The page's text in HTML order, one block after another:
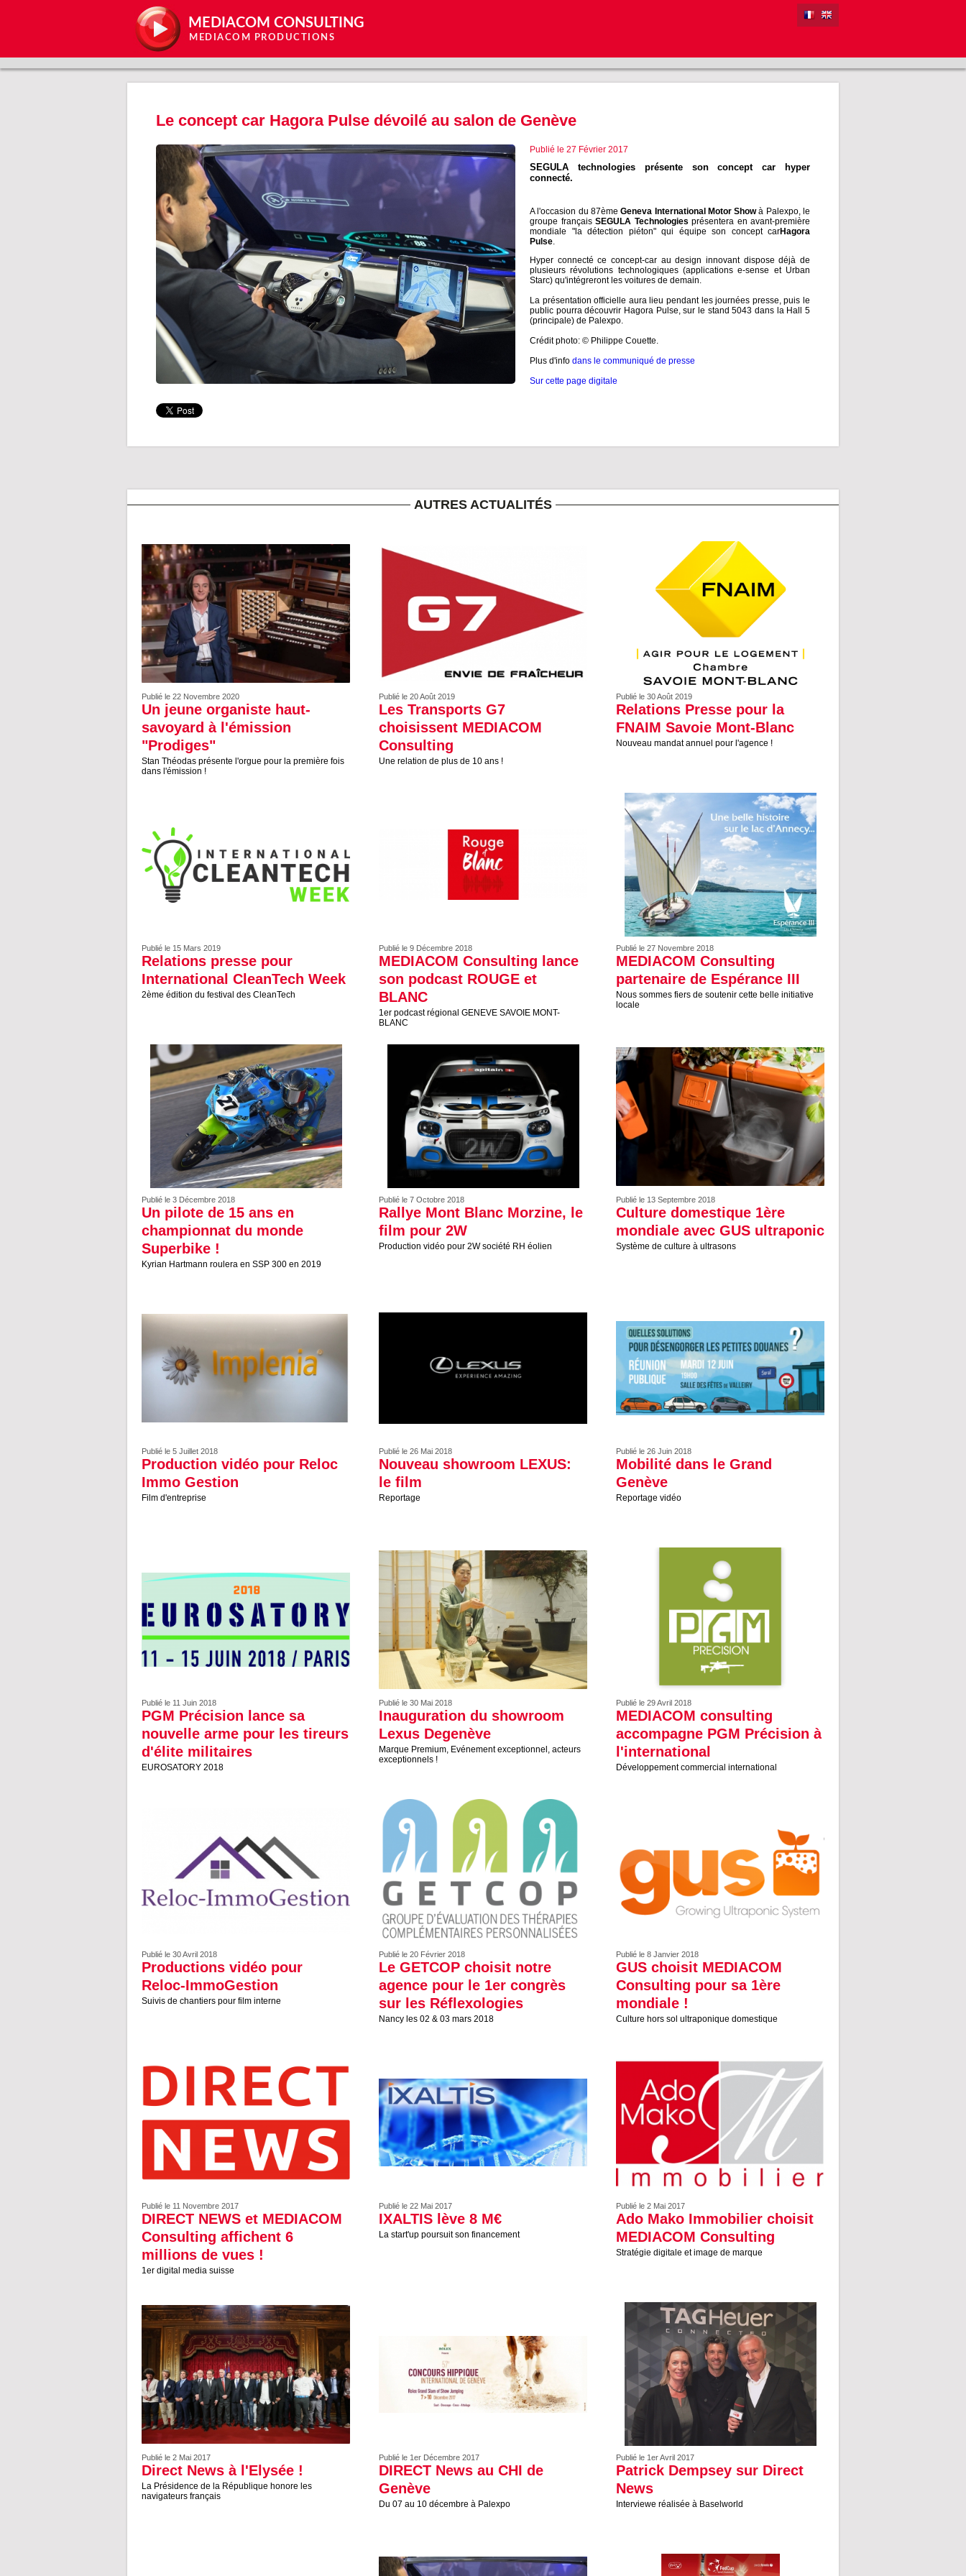
MEDIACOM CONSULTING
MEDIACOM PRODUCTIONS
Le concept car Hagora Pulse dévoilé au salon de Genève
Publié le 27 Février 2017
SEGULA technologies présente son concept car hyper
connecté.
A l'occasion du 87èmeGeneva International Motor Showà Palexpo, le
groupe français SEGULA Technologies présentera en avant-première
mondiale "la détection piéton" qui équipe son concept carHagora
Pulse.
Hyper connecté ce concept-car au design innovant dispose déjà de
plusieurs révolutions technologiques (applications e-sense et Urban
Starc) qu'intégreront les voitures de demain.
La présentation officielle aura lieu pendant les journées presse, puis le
public pourra découvrir Hagora Pulse, sur le stand 5043 dans la Hall 5
(principale) de Palexpo.
Crédit photo: © Philippe Couette.
Plus d'info dans le communiqué de presse
Sur cette page digitale
AUTRES ACTUALITÉS
Publié le 22 Novembre 2020
Un jeune organiste haut-
savoyard à l'émission
"Prodiges"
Stan Théodas présente l'orgue pour la première fois
dans l'émission !
Publié le 20 Août 2019
Les Transports G7
choisissent MEDIACOM
Consulting
Une relation de plus de 10 ans !
Publié le 30 Août 2019
Relations Presse pour la
FNAIM Savoie Mont-Blanc
Nouveau mandat annuel pour l'agence !
Publié le 15 Mars 2019
Relations presse pour
International CleanTech Week
2ème édition du festival des CleanTech
Publié le 9 Décembre 2018
MEDIACOM Consulting lance
son podcast ROUGE et
BLANC
1er podcast régional GENEVE SAVOIE MONT-
BLANC
Publié le 27 Novembre 2018
MEDIACOM Consulting
partenaire de Espérance III
Nous sommes fiers de soutenir cette belle initiative
locale
Publié le 3 Décembre 2018
Un pilote de 15 ans en
championnat du monde
Superbike !
Kyrian Hartmann roulera en SSP 300 en 2019
Publié le 7 Octobre 2018
Rallye Mont Blanc Morzine, le
film pour 2W
Production vidéo pour 2W société RH éolien
Publié le 13 Septembre 2018
Culture domestique 1ère
mondiale avec GUS ultraponic
Système de culture à ultrasons
Publié le 5 Juillet 2018
Production vidéo pour Reloc
Immo Gestion
Film d'entreprise
Publié le 26 Mai 2018
Nouveau showroom LEXUS:
le film
Reportage
Publié le 26 Juin 2018
Mobilité dans le Grand
Genève
Reportage vidéo
Publié le 11 Juin 2018
PGM Précision lance sa
nouvelle arme pour les tireurs
d'élite militaires
EUROSATORY 2018
Publié le 30 Mai 2018
Inauguration du showroom
Lexus Degenève
Marque Premium, Evénement exceptionnel, acteurs
exceptionnels !
Publié le 29 Avril 2018
MEDIACOM consulting
accompagne PGM Précision à
l'international
Développement commercial international
Publié le 30 Avril 2018
Productions vidéo pour
Reloc-ImmoGestion
Suivis de chantiers pour film interne
Publié le 20 Février 2018
Le GETCOP choisit notre
agence pour le 1er congrès
sur les Réflexologies
Nancy les 02 & 03 mars 2018
Publié le 8 Janvier 2018
GUS choisit MEDIACOM
Consulting pour sa 1ère
mondiale !
Culture hors sol ultraponique domestique
Publié le 11 Novembre 2017
DIRECT NEWS et MEDIACOM
Consulting affichent 6
millions de vues !
1er digital media suisse
Publié le 22 Mai 2017
IXALTIS lève 8 M€
La start'up poursuit son financement
Publié le 2 Mai 2017
Ado Mako Immobilier choisit
MEDIACOM Consulting
Stratégie digitale et image de marque
Publié le 2 Mai 2017
Direct News à l'Elysée !
La Présidence de la République honore les
navigateurs français
Publié le 1er Décembre 2017
DIRECT News au CHI de
Genève
Du 07 au 10 décembre à Palexpo
Publié le 1er Avril 2017
Patrick Dempsey sur Direct
News
Interviewe réalisée à Baselworld